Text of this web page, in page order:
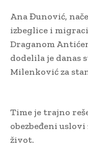
Ana Đunović,
izbeglice i
Draganom
dodelila je danas
Milenković za
Time je trajno
obezbeđeni
život.